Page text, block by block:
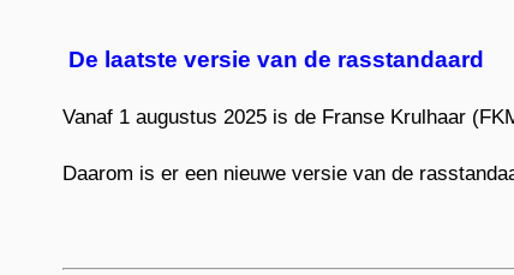
De laatste versie van de rasstandaard
Vanaf 1 augustus 2025 is de Franse Krulhaar
Daarom is er een nieuwe versie van de